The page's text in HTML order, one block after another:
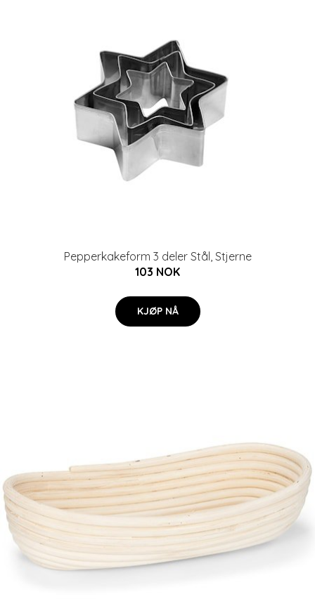
Pepperkakeform 3 deler Stål, Stjerne
103 NOK
KJØP NÅ